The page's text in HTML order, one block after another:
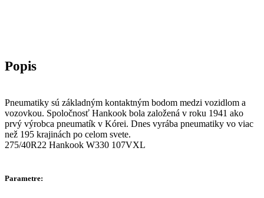
Pneumatiky sú základným kontaktným bodom medzi vozidlom a
vozovkou. Spoločnosť Hankook bola založená v roku 1941 ako
prvý výrobca pneumatík v Kórei. Dnes vyrába pneumatiky vo viac
než 195 krajinách po celom svete.
275/40R22 Hankook W330 107VXL
Parametre: